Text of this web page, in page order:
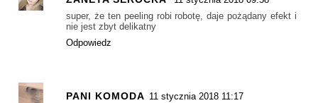
super, że ten peeling robi robotę, daje pożądany efekt i
nie jest zbyt delikatny
Odpowiedz
PANI KOMODA 11 stycznia 2018 11:17